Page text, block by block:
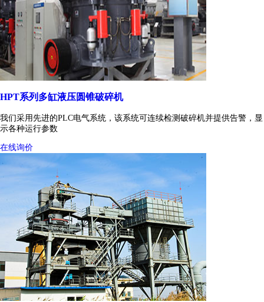
HPT系列多缸液压圆锥破碎机
我们采用先进的PLC电气系统，该系统可连续检测破碎机并提供告警，显
示各种运行参数
在线询价